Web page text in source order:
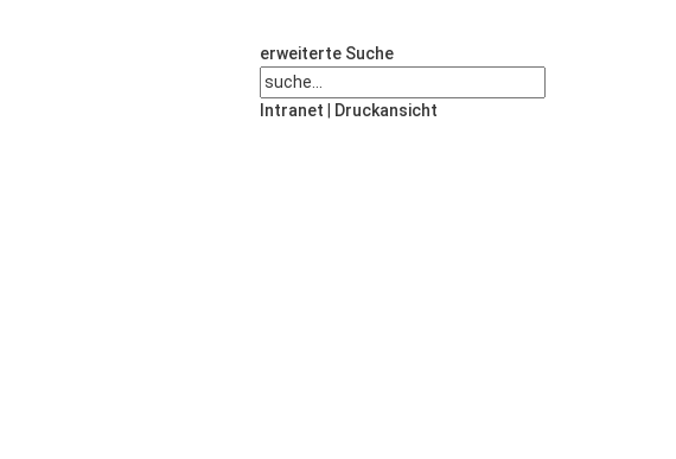
erweiterte Suche
Intranet Druckansicht